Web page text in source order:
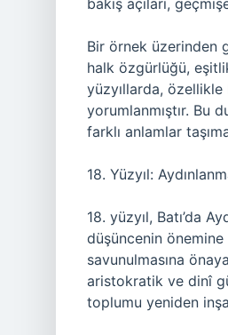
bakış açıları,
Bir örnek üzerinden
halk özgürlüğü,
yüzyıllarda, özellikle
yorumlanmıştır. Bu
farklı anlamlar
18. Yüzyıl:
18. yüzyıl, Batı’da
düşüncenin
savunulmasına
aristokratik ve dinî
toplumu yeniden